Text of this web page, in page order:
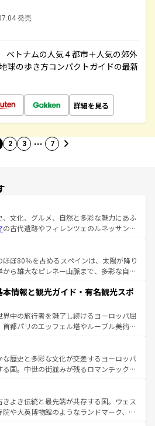
発売
ベトナムの人気４都市＋人気の郊外
球の歩き方コンパクトガイドの最新
詳細を見る
2 3 … 7
、文化、グルメ、自然と多彩な魅力にあふ
の古代遺跡やフィレンツェのルネッサンス
の美しい田園風景やアマルフィ海岸の絶
観も見逃せない。観光の合間には、本場の
、絶品のイタリア料理を堪能することも
リアで、忘れられない旅をしてみよう！
リア情報は
ほぼ80％を占めるスペインは、太陽が降り
ら雄大なピレネー山脈まで、多彩な自然
国では、情熱的なフラメンコ、熱気あふ
美味しいタパスが生活の一部となってい
ードの洗練された雰囲気や、バルセロナの
角から、地方では古代ローマ遺跡や中世
って風土や気候が異なるスペインはその個
性で訪れる人を魅了する。 なお、新着のスペイン情報は コ
参照してほしい。
本情報と観光ガイド・有名観光スポ
界中の旅行者を魅了し続けるヨーロッパ屈
都パリのエッフェル塔やルーブル美術館
が詰まっている。華麗な宮殿、歴史的な大
ーチ、そして豊かな自然が、訪れる者を心
また、フランスは美食の国としても知ら
の発祥地であるランス、プロヴァンスの
ダー畑など、多彩な楽しみ方が可能だ。さ
の地域にも魅力が溢れており、どの街角に
な歴史と多彩な文化が交差するヨーロッパ
る国。中世の街並みが残るロマンチック街
、どこを歩いても飽きることがない。ベ
活気、バイエルン州のアルプスの絶景、そ
いのワイン畑といった風景は必見。ビール
きよき伝統と最先端が共存する国。ウェス
院や大英博物館のようなランドマーク、歴